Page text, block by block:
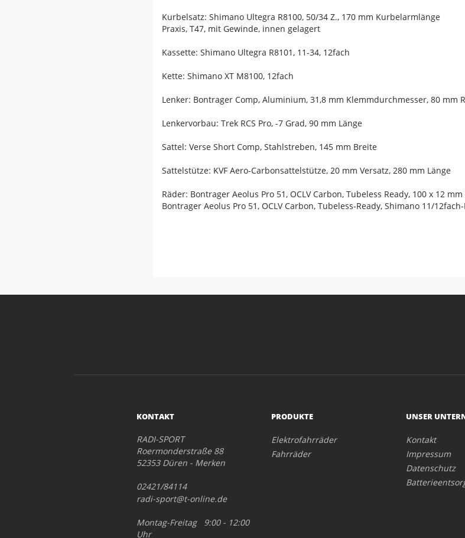
Kurbelsatz: Shimano Ultegra R8100, 50/34 Z., 170 mm Kurbelarmlänge
Praxis, T47, mit Gewinde, innen gelagert
Kassette: Shimano Ultegra R8101, 11-34, 12fach
Kette: Shimano XT M8100, 12fach
Lenker: Bontrager Comp, Aluminium, 31,8 mm Klemmdurchmesser, 80
Lenkervorbau: Trek RCS Pro, -7 Grad, 90 mm Länge
Sattel: Verse Short Comp, Stahlstreben, 145 mm Breite
Sattelstütze: KVF Aero-Carbonsattelstütze, 20 mm Versatz, 280 mm Länge
Räder: Bontrager Aeolus Pro 51, OCLV Carbon, Tubeless Ready, 100 x 12
Bontrager Aeolus Pro 51, OCLV Carbon, Tubeless-Ready, Shimano 11/
KONTAKT
RADI-SPORT
Roermonderstraße 88
52353 Düren - Merken
02421/84114
radi-sport@t-online.de
Montag-Freitag 9:00 - 12:00
Uhr
PRODUKTE
Elektrofahrräder
Fahrräder
UNSER
Kontakt
Impressum
Datenschutz